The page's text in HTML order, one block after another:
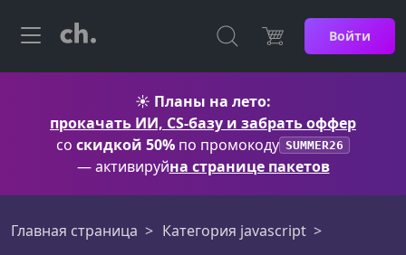
Войти
☀️ Планы на лето:
прокачать ИИ, CS-базу и забрать оффер
со скидкой 50% по промокоду SUMMER26
— активируйна странице пакетов
Главная страница
Категория javascript